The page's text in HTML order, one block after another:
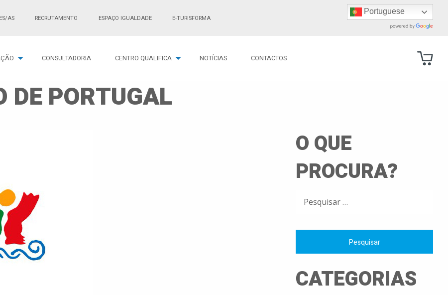
AS RECRUTAMENTO ESPAÇO IGUALDADE E-TURISFORMA
Portuguese
CONSULTADORIA CENTRO QUALIFICA NOTÍCIAS CONTACTOS
DE PORTUGAL
O QUE
PROCURA?
POR:
CATEGORIAS